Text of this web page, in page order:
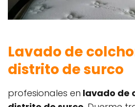
Lavado de
distrito de surco
profesionales en lavado de